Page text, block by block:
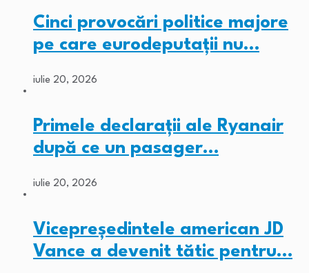
Cinci provocări politice majore
pe care eurodeputații nu…
iulie 20, 2026
Primele declarații ale Ryanair
după ce un pasager…
iulie 20, 2026
Vicepreședintele american JD
Vance a devenit tătic pentru…